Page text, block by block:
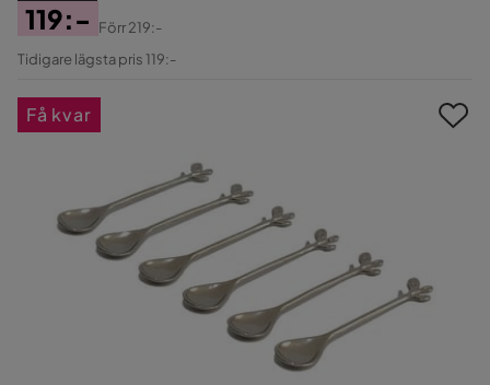
Pris
119:-
Original
Förr219:-
Tidigare lägsta pris 119:-
Få kvar